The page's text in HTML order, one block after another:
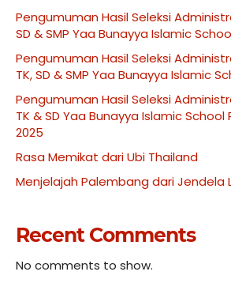
Pengumuman Hasil Seleksi
SD & SMP Yaa Bunayya Islamic
Pengumuman Hasil Seleksi
TK, SD & SMP Yaa Bunayya Islamic
Pengumuman Hasil Seleksi
TK & SD Yaa Bunayya Islamic
2025
Rasa Memikat dari Ubi Thailand
Menjelajah Palembang dari Jendela
Recent Comments
No comments to show.